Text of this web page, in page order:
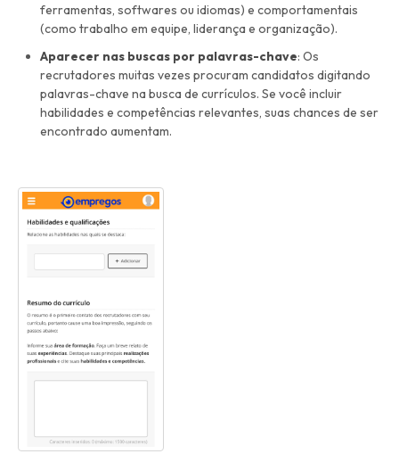
ferramentas, softwares ou idiomas) e comportamentais
(como trabalho em equipe, liderança e organização).
Aparecer nas buscas por palavras-chave: Os
recrutadores muitas vezes procuram candidatos digitando
palavras-chave na busca de currículos. Se você incluir
habilidades e competências relevantes, suas chances de ser
encontrado aumentam.